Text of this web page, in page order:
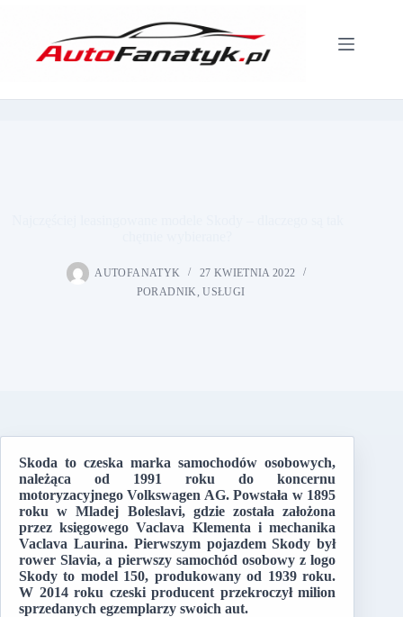
AUTOFANATYK
27 KWIETNIA 2022
PORADNIK,USŁUGI
Skoda to czeska marka samochodów osobowych,
należąca od 1991 roku do koncernu
motoryzacyjnego Volkswagen AG. Powstała w 1895
roku w Mladej Boleslavi, gdzie została założona
przez księgowego Vaclava Klementa i mechanika
Vaclava Laurina. Pierwszym pojazdem Skody był
rower Slavia, a pierwszy samochód osobowy z logo
Skody to model 150, produkowany od 1939 roku.
W 2014 roku czeski producent przekroczył milion
sprzedanych egzemplarzy swoich aut.